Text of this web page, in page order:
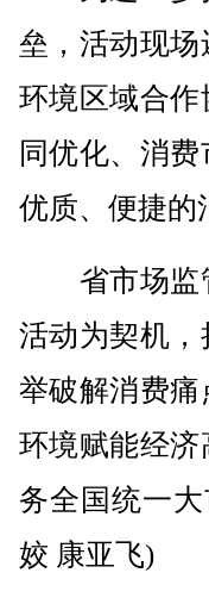
垒，活动现
环境区域合
同优化、消
优质、便捷的
省市场监管
活动为契机
举破解消费
环境赋能经
务全国统一
姣 康亚飞)